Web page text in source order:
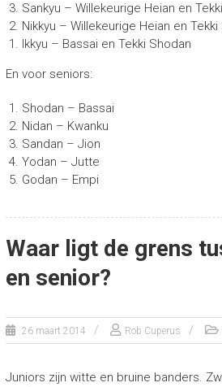
Sankyu – Willekeurige Heian en
Nikkyu – Willekeurige Heian en Tekki
Ikkyu – Bassai en Tekki Shodan
En voor seniors:
Shodan – Bassai
Nidan – Kwanku
Sandan – Jion
Yodan – Jutte
Godan – Empi
Waar ligt de grens
en senior?
26 maart 2014 Rob Cuperus
Juniors zijn witte en bruine banders.